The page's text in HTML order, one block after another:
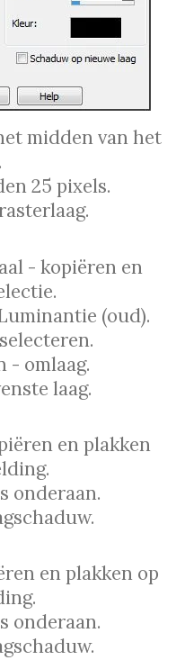
midden van het
25 pixels.
- kopiëren en
(oud).
- omlaag.
laag.
en plakken
onderaan.
en plakken op
onderaan.